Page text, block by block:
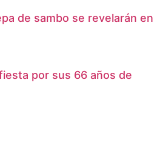
de sambo se revelarán en
por sus 66 años de